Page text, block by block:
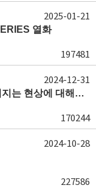
열화
197481
2025-01-21
HF와 LF중 LF REFLECT POWER가 커지는 현상에 대해서 도움이 필요합니다.
170244
2024-12-31
227586
2024-10-28